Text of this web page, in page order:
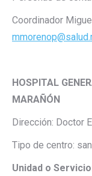
Coordinador
HOSPITAL
MARAÑÓN
Dirección: Doctor
Tipo de centro:
Unidad o